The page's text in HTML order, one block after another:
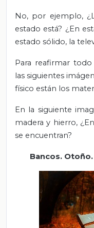
No, por ejemplo,
estado está? ¿En
estado sólido, la
Para reafirmar
las siguientes
físico están los
En la siguiente
madera y hierro,
se encuentran?
Bancos.